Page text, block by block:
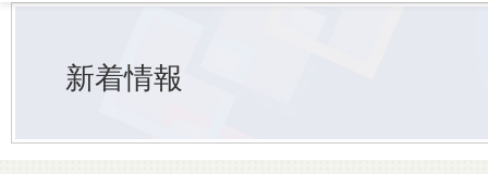
新着情報